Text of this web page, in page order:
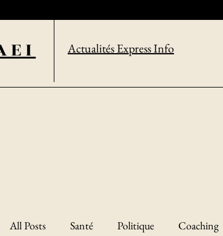
Actualités Express Info
All Posts Santé Politique Coaching